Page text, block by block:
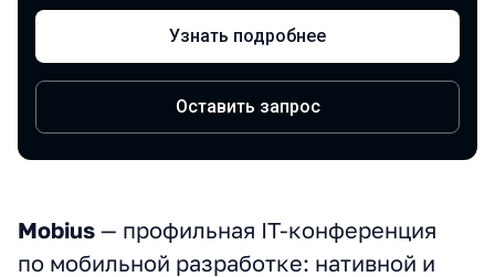
Узнать подробнее
Оставить запрос
О конференции
Mobius — профильная IT-конференция
по мобильной разработке: нативной и